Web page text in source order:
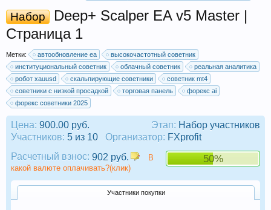
Набор
Deep+ Scalper EA v5 Master |
Страница 1
Метки: автообновление ea
высокочастотный советник
институциональный советник
облачный советник
реальная аналитика
робот xauusd
скальпирующие советники
советник mt4
советники с низкой просадкой
торговая панель
форекс ai
форекс советники 2025
Этап: Набор участников
Цена: 900.00 руб.
Участников: 5 из 10 Организатор: FXprofit
50%
Расчетный взнос: 902 руб.
В
какой валюте оплачивать?(клик)
Участники покупки